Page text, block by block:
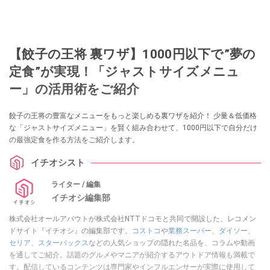
【餃子の王将 裏ワザ】1000円以下で”夢の
定食”が実現！「ジャストサイズメニュ
ー」の活用術をご紹介
餃子の王将の豊富なメニューをもっと楽しめる裏ワザを紹介！ 少量＆低価格
な「ジャストサイズメニュー」を賢く組み合わせて、1000円以下で自分だけ
の最強定食を作る方法をご紹介します。
イチオシスト
ライター / 編集
イチオシ編集部
株式会社オールアバウトが株式会社NTTドコモと共同で開設した、レコメン
ドサイト『イチオシ』の編集部です。
コストコや業務スーパー、 ダイソー、
セリア、 スターバックスなどの人気ショップの隠れた名品を、コラムや動画
を通してご紹介。話題のグルメやマニアが紹介するアウトドア情報も満載で
す。配信しているコンテンツは専門家やインフルエンサーが実際に使用して